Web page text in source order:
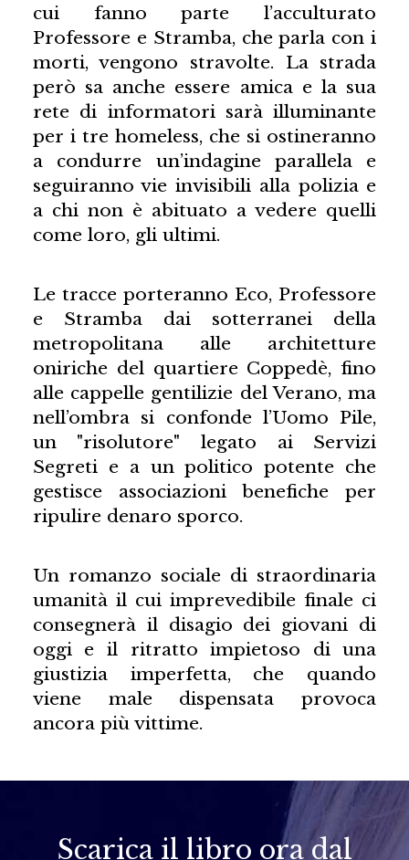
cui fanno parte l’acculturato
Professore e Stramba, che parla con i
morti, vengono stravolte. La strada
però sa anche essere amica e la sua
rete di informatori sarà illuminante
per i tre homeless, che si ostineranno
a condurre un’indagine parallela e
seguiranno vie invisibili alla polizia e
a chi non è abituato a vedere quelli
come loro, gli ultimi.
Le tracce porteranno Eco, Professore
e Stramba dai sotterranei della
metropolitana alle architetture
oniriche del quartiere Coppedè, fino
alle cappelle gentilizie del Verano, ma
nell’ombra si confonde l’Uomo Pile,
un "risolutore" legato ai Servizi
Segreti e a un politico potente che
gestisce associazioni benefiche per
ripulire denaro sporco.
Un romanzo sociale di straordinaria
umanità il cui imprevedibile finale ci
consegnerà il disagio dei giovani di
oggi e il ritratto impietoso di una
giustizia imperfetta, che quando
viene male dispensata provoca
ancora più vittime.
Scarica il libro ora dal